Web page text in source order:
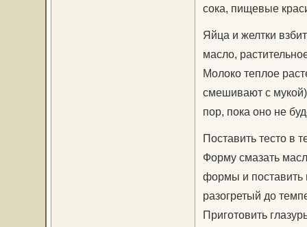
сока, пищевые
Яйца и желтки
масло,
Молоко теплое
смешивают с мукой)
пор, пока оно не
Поставить тесто в
Форму смазать
формы и поставить
разогретый до
Приготовить